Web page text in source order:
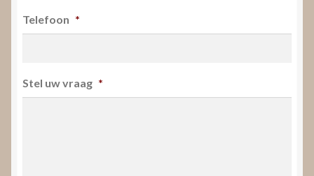
Telefoon *
Stel uw vraag *